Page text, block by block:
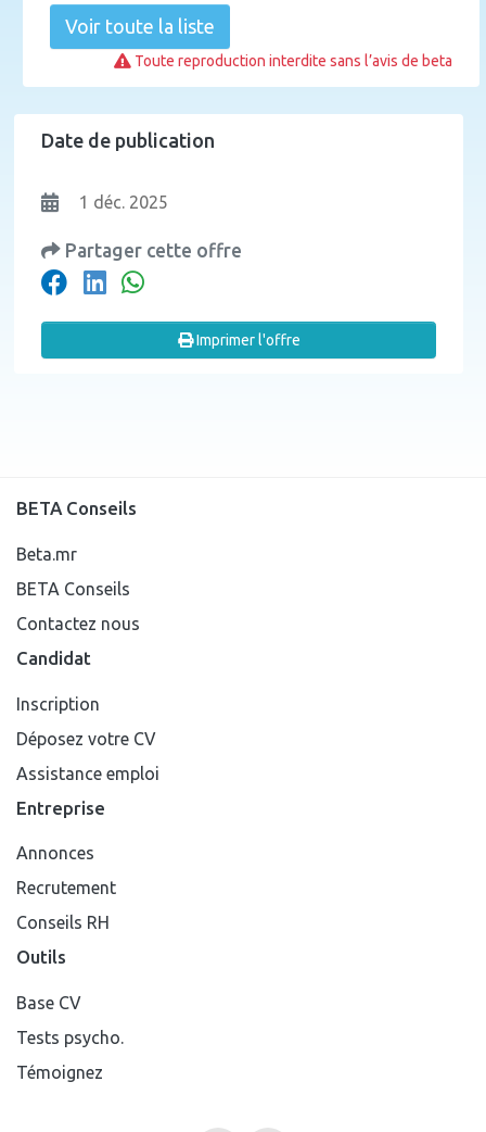
Voir toute la liste
Toute reproduction interdite sans l’avis de beta
Date de publication
1 déc. 2025
Partager cette offre
Imprimer l'offre
BETA Conseils
Beta.mr
BETA Conseils
Contactez nous
Candidat
Inscription
Déposez votre CV
Assistance emploi
Entreprise
Annonces
Recrutement
Conseils RH
Outils
Base CV
Tests psycho.
Témoignez